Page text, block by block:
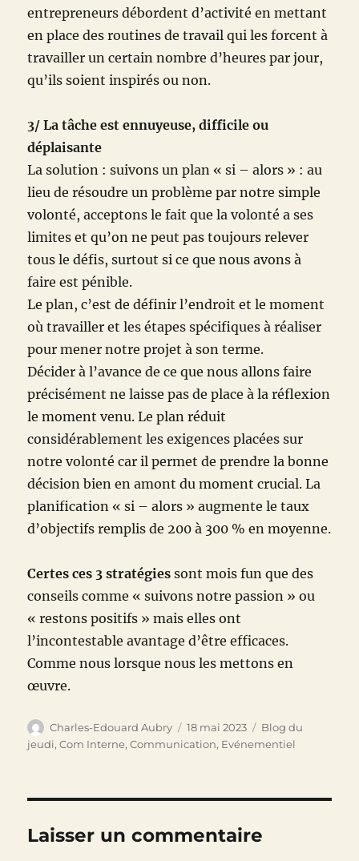
entrepreneurs débordent d’activité en mettant
en place des routines de travail qui les forcent à
travailler un certain nombre d’heures par jour,
qu’ils soient inspirés ou non.
3/ La tâche est ennuyeuse, difficile ou
déplaisante
La solution : suivons un plan « si – alors » : au
lieu de résoudre un problème par notre simple
volonté, acceptons le fait que la volonté a ses
limites et qu’on ne peut pas toujours relever
tous le défis, surtout si ce que nous avons à
faire est pénible.
Le plan, c’est de définir l’endroit et le moment
où travailler et les étapes spécifiques à réaliser
pour mener notre projet à son terme.
Décider à l’avance de ce que nous allons faire
précisément ne laisse pas de place à la réflexion
le moment venu. Le plan réduit
considérablement les exigences placées sur
notre volonté car il permet de prendre la bonne
décision bien en amont du moment crucial. La
planification « si – alors » augmente le taux
d’objectifs remplis de 200 à 300 % en moyenne.
Certes ces 3 stratégies sont mois fun que des
conseils comme « suivons notre passion » ou
« restons positifs » mais elles ont
l’incontestable avantage d’être efficaces.
Comme nous lorsque nous les mettons en
œuvre.
Auteur
Charles-Edouard Aubry
Publié
le
18 mai 2023 Catégories
Blog du
jeudi,Com Interne,Communication, Evénementiel
Laisser un commentaire